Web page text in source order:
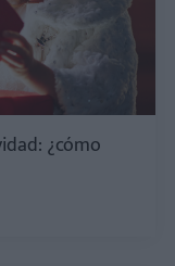
¿cómo